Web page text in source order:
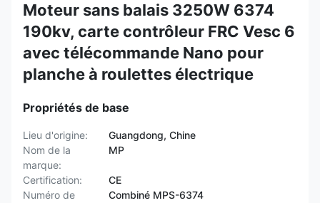
Moteur sans balais 3250W 6374
190kv, carte contrôleur FRC Vesc 6
avec télécommande Nano pour
planche à roulettes électrique
Propriétés de base
Lieu d'origine:
Guangdong, Chine
Nom de la
marque:
MP
Certification:
CE
Numéro de
Combiné MPS-6374